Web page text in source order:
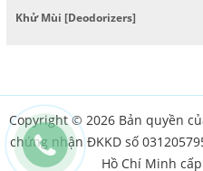
Khử Mùi [Deodorizers]
Copyright © 2026 Bản quyền
chứng nhận ĐKKD số
Hồ Chí Minh